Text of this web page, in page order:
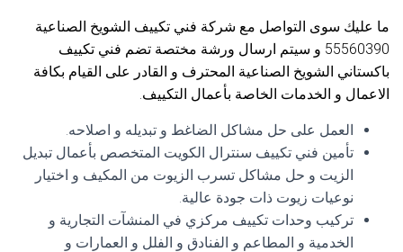
ما عليك سوى التواصل مع شركة فني تكييف الشويخ الصناعية
55560390 و سيتم ارسال ورشة مختصة تضم فني تكييف
باكستاني الشويخ الصناعية المحترف و القادر على القيام بكافة
الاعمال و الخدمات الخاصة بأعمال التكييف.
العمل على حل مشاكل الضاغط و تبديله و اصلاحه.
تأمين فني تكييف سنترال الكويت المتخصص بأعمال تبديل
الزيت و حل مشاكل تسرب الزيوت من المكيف و اختيار
نوعيات زيوت ذات جودة عالية.
تركيب وحدات تكييف مركزي في المنشآت التجارية و
الخدمية و المطاعم و الفنادق و الفلل و العمارات و